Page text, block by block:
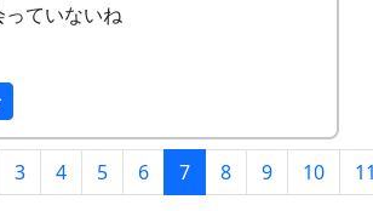
ていないね
3 4 5 6 7 8 9 10